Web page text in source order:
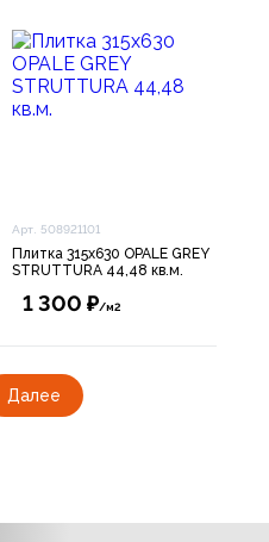
Арт. 508921101
Плитка 315х630 OPALE GREY
STRUTTURA 44,48 кв.м.
1 300 ₽/м2
Далее